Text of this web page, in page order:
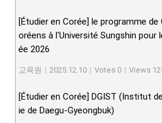
[Étudier en Corée] le programme
oréens à l'Université Sungshin pour
ée 2026
교육원 | 2025.12.10 | Votes 0 | Views
[Étudier en Corée] DGIST (Institut
ie de Daegu-Gyeongbuk)